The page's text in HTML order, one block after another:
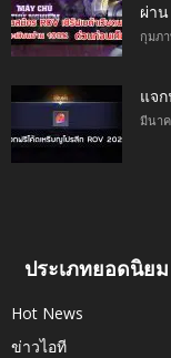
ผ่าน
กุมภ
แจ
มีนาค
ประเภทยอดนิยม
Hot News
ข่าวไอที